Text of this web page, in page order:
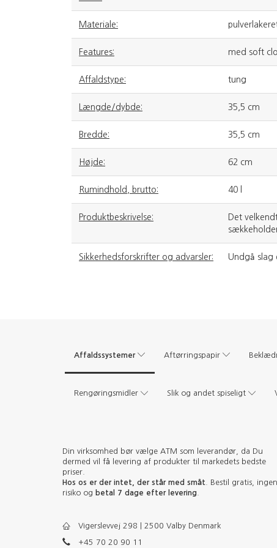
Materiale:
Features: med soft
Affaldstype: tung
Længde/dybde: 35,5 cm
Bredde: 35,5 cm
Højde: 62 cm
Rumindhold, brutto: 40 l
Produktbeskrivelse:
Det
Sikkerhedsforskrifter og advarsler: Undgå slag
Affaldssystemer Aftørringspapir
Rengøringsmidler Slik og andet spiseligt
Din virksomhed bør vælge ATM som leverandør, da Du
dermed vil få levering af produkter til markedets bedste
priser.
Hos os er der intet, der står med småt . Bestil gratis, ingen
risiko og betal 7 dage efter levering
Vigerslevvej 298 | 2500 Valby Denmark
+45 70 20 90 11